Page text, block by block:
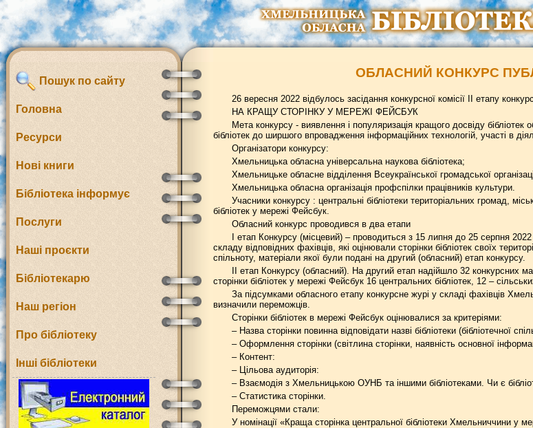
Пошук по сайту
Головна
Ресурси
Нові книги
Бібліотека інформує
Послуги
Наші проєкти
Бібліотекарю
Наш регіон
Про бібліотеку
Інші бібліотеки
ОБЛАСНИЙ КОНКУРС
26 вересня 2022 відбулось засідання конкурсної комісії ІI етапу
НА КРАЩУ СТОРІНКУ У МЕРЕЖІ ФЕЙСБУК
Мета конкурсу - виявлення і популяризація кращого досвіду бібліотек
бібліотек до ширшого впровадження інформаційних технологій, участі в
Організатори конкурсу:
Хмельницька обласна універсальна наукова бібліотека;
Хмельницьке обласне відділення Всеукраїнської громадської
Хмельницька обласна організація профспілки працівників культури.
Учасники конкурсу : центральні бібліотеки територіальних громад,
бібліотек у мережі Фейсбук.
Обласний конкурс проводився в два етапи
І етап Конкурсу (місцевий) – проводиться з 15 липня до 25 серпня
складу відповідних фахівців, які оцінювали сторінки бібліотек своїх
спільноту, матеріали якої були подані на другий (обласний) етап конкурсу.
ІI етап Конкурсу (обласний). На другий етап надійшло 32 конкурсних
сторінки бібліотек у мережі Фейсбук 16 центральних бібліотек, 12 –
За підсумками обласного етапу конкурсне журі у складі фахівців
визначили переможців.
Сторінки бібліотек в мережі Фейсбук оцінювалися за критеріями:
– Назва сторінки повинна відповідати назві бібліотеки (бібліотечної
– Оформлення сторінки (світлина сторінки, наявність основної
– Контент:
– Цільова аудиторія:
– Взаємодія з Хмельницькою ОУНБ та іншими бібліотеками. Чи є
– Статистика сторінки.
Переможцями стали:
У номінації «Краща сторінка центральної бібліотеки Хмельниччини у